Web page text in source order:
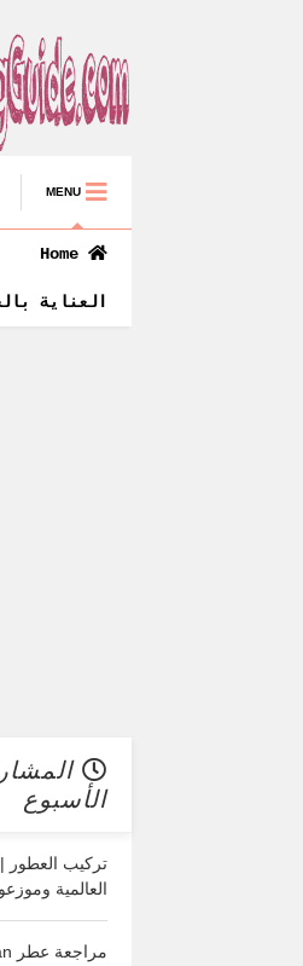
MENU
العناية
الأسبوع
تركيب
العالمية